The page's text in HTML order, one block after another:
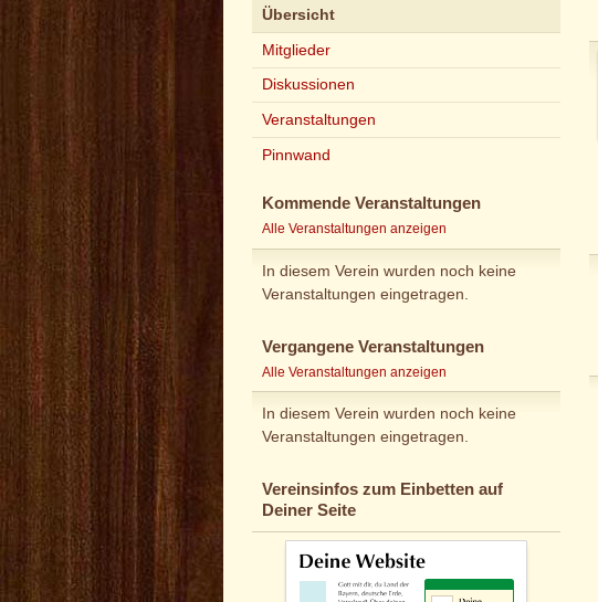
Übersicht
Mitglieder
Diskussionen
Veranstaltungen
Pinnwand
Kommende Veranstaltungen
Alle Veranstaltungen anzeigen
In diesem Verein wurden noch keine
Veranstaltungen eingetragen.
Vergangene Veranstaltungen
Alle Veranstaltungen anzeigen
In diesem Verein wurden noch keine
Veranstaltungen eingetragen.
Vereinsinfos zum Einbetten auf
Deiner Seite